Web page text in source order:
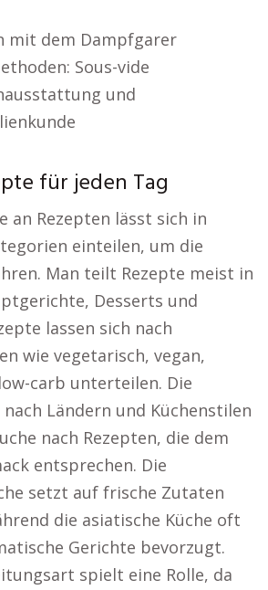
mit dem Dampfgarer
Sous-vide
und
für jeden Tag
an Rezepten lässt sich in
einteilen, um die
Man teilt Rezepte meist in
Desserts und
lassen sich nach
wie vegetarisch, vegan,
carb unterteilen. Die
Ländern und Küchenstilen
nach Rezepten, die dem
entsprechen. Die
setzt auf frische Zutaten
die asiatische Küche oft
Gerichte bevorzugt.
spielt eine Rolle, da